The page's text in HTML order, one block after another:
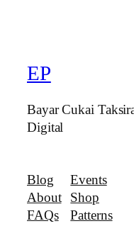
EP
Bayar Cukai
Digital
Blog
About
FAQs
Events
Shop
Patterns